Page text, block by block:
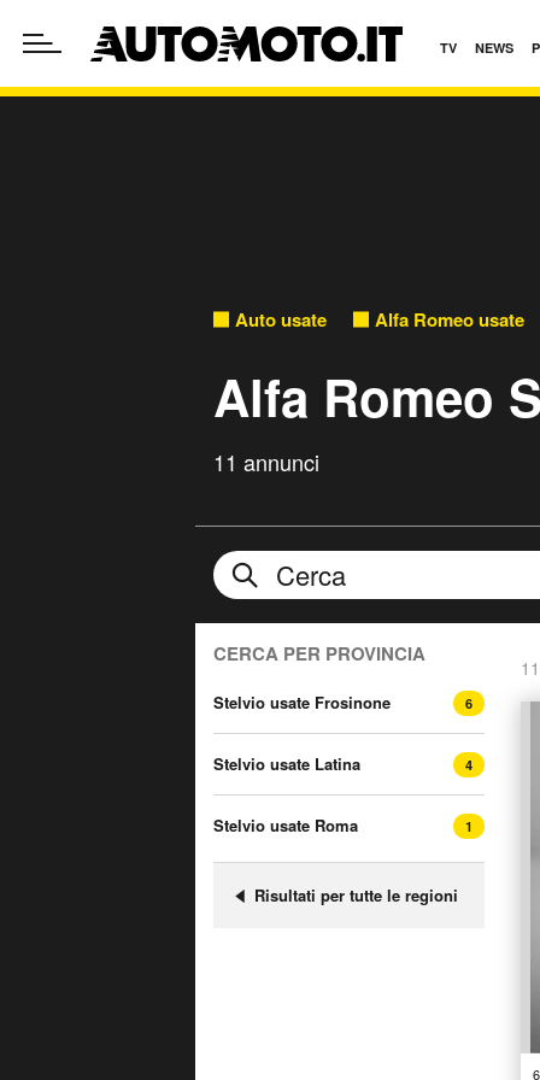
TV NEWS
Auto usate Alfa Romeo usate
Alfa Romeo
11 annunci
CERCA PER PROVINCIA
Stelvio usate Frosinone 6
Stelvio usate Latina 4
Stelvio usate Roma 1
Risultati per tutte le regioni